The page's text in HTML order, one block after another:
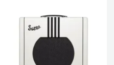
originale
649,00 €.
attuale